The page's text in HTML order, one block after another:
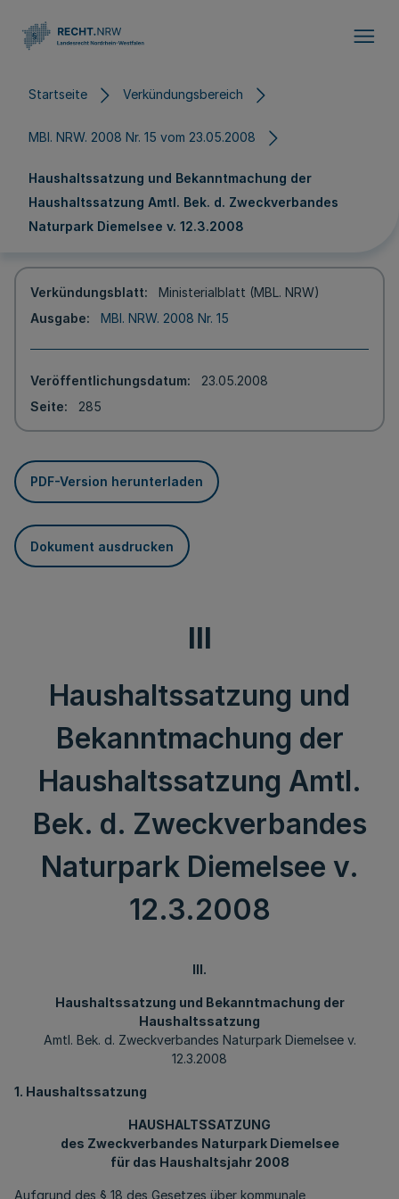
Startseite Verkündungsbereich
MBl. NRW. 2008 Nr. 15 vom 23.05.2008
Haushaltssatzung und Bekanntmachung der
Haushaltssatzung Amtl. Bek. d. Zweckverbandes
Naturpark Diemelsee v. 12.3.2008
Verkündungsblatt
Ministerialblatt (MBL. NRW)
Ausgabe
MBl. NRW. 2008 Nr. 15
Veröffentlichungsdatum
23.05.2008
Seite
285
PDF-Version herunterladen
Dokument ausdrucken
III
Haushaltssatzung und
Bekanntmachung der
Haushaltssatzung Amtl.
Bek. d. Zweckverbandes
Naturpark Diemelsee v.
12.3.2008
III.
Haushaltssatzung und Bekanntmachung der
Haushaltssatzung
Amtl. Bek. d. Zweckverbandes Naturpark Diemelsee v.
12.3.2008
1. Haushaltssatzung
HAUSHALTSSATZUNG
des Zweckverbandes Naturpark Diemelsee
für das Haushaltsjahr 2008
Aufgrund des § 18 des Gesetzes über kommunale